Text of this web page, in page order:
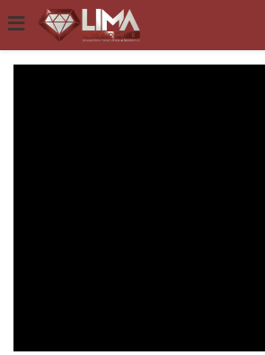
Todo site até 6X s/ juros | Frete Grátis a
PULSEIRAS MASCULINAS